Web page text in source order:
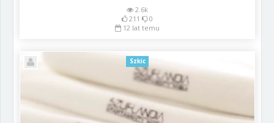
2.6k
211
0
12 lat temu
Szkic